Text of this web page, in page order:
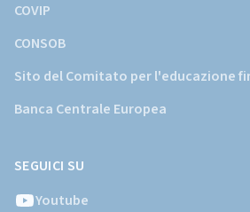
COVIP
CONSOB
Sito del Comitato per l'educazione
Banca Centrale Europea
SEGUICI SU
Youtube